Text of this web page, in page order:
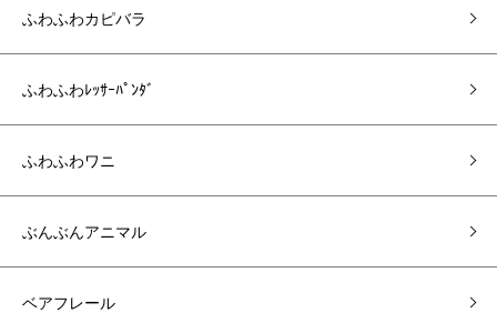
ふわふわカピバラ
ふわふわﾚｯｻｰﾊﾟﾝﾀﾞ
ふわふわワニ
ぶんぶんアニマル
ベアフレール